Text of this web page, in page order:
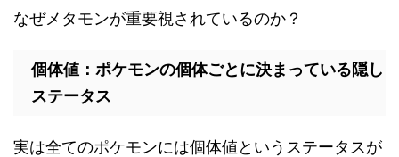
なぜメタモンが重要視されているのか？
個体値：ポケモンの個体ごとに決まっている隠し
ステータス
実は全てのポケモンには個体値というステータスが